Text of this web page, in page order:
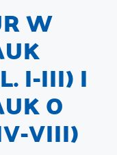
W
I-III) I
O
VIII)